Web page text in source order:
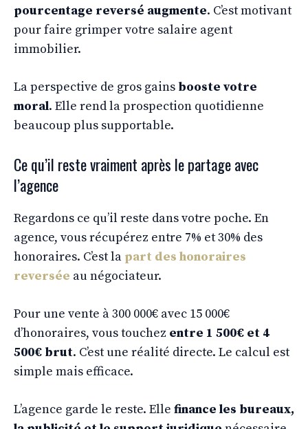
pourcentage reversé augmente. C’est motivant
pour faire grimper votre salaire agent
immobilier.
La perspective de gros gains booste votre
moral. Elle rend la prospection quotidienne
beaucoup plus supportable.
Ce qu’il reste vraiment après le partage avec
l’agence
Regardons ce qu’il reste dans votre poche. En
agence, vous récupérez entre 7% et 30% des
honoraires. C’est la part des honoraires
reversée au négociateur.
Pour une vente à 300 000€ avec 15 000€
d’honoraires, vous touchez entre 1 500€ et 4
500€ brut. C’est une réalité directe. Le calcul est
simple mais efficace.
L’agence garde le reste. Elle finance les bureaux,